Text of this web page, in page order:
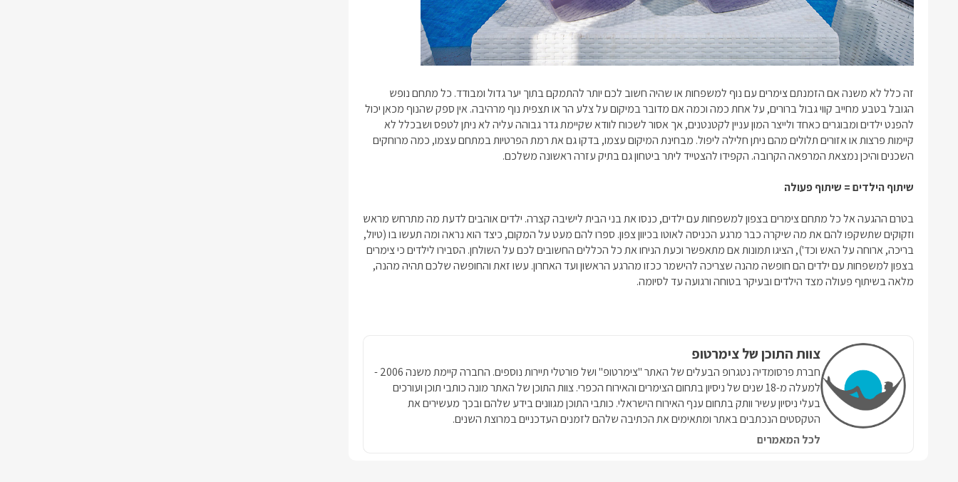
זה כלל לא משנה אם הזמנתםצימרים עם נוף למשפחותאו שהיה חשוב לכם יותר להתמקם בתוך יער גדול ומבודד. כל מתחם נופש
הגובל בטבע מחייב קווי גבול ברורים, על אחת כמה וכמה אם מדובר במיקום על צלע הר או תצפית נוף מרהיבה. אין ספק שהנוף מכאן יכול
להפנט ילדים ומבוגרים כאחד ולייצר המון עניין לקטנטנים, אך אסור לשכוח לוודא שקיימת גדר גבוהה עליה לא ניתן לטפס ושבכלל לא
קיימות פרצות או אזורים תלולים מהם ניתן חלילה ליפול. מבחינת המיקום עצמו, בדקו גם את רמת הפרטיות במתחם עצמו, כמה מרוחקים
השכנים והיכן נמצאת המרפאה הקרובה. הקפידו להצטייד ליתר ביטחון גם בתיק עזרה ראשונה משלכם.
שיתוף הילדים = שיתוף פעולה
בטרם ההגעה אל כל מתחםצימרים בצפון למשפחות עם ילדים, כנסו את בני הבית לישיבה קצרה. ילדים אוהבים לדעת מה מתרחש מראש
וזקוקים שתשקפו להם את מה שיקרה כבר מרגע הכניסה לאוטו בכיוון צפון. ספרו להם מעט על המקום, כיצד הוא נראה ומה תעשו בו (טיול,
בריכה, ארוחה על האש וכד'), הציגו תמונות אם מתאפשר וכעת הניחו את כל הכללים החשובים לכם על השולחן. הסבירו לילדים כיצימרים
בצפון למשפחות עם ילדיםהם חופשה מהנה שצריכה להישמר ככזו מהרגע הראשון ועד האחרון. עשו זאת והחופשה שלכם תהיה מהנה,
מלאה בשיתוף פעולה מצד הילדים ובעיקר בטוחה ורגועה עד לסיומה.
צוות התוכן של צימרטופ
חברת פרסומדיה נטגרופ הבעלים של האתר "צימרטופ" ושל פורטלי תיירות נוספים. החברה קיימת משנה 2006 -
למעלה מ-18 שנים של ניסיון בתחום הצימרים והאירוח הכפרי. צוות התוכן של האתר מונה כותבי תוכן ועורכים
בעלי ניסיון עשיר וותק בתחום ענף האירוח הישראלי. כותבי התוכן מגוונים בידע שלהם ובכך מעשירים את
הטקסטים הנכתבים באתר ומתאימים את הכתיבה שלהם לזמנים העדכניים במרוצת השנים.
לכל המאמרים